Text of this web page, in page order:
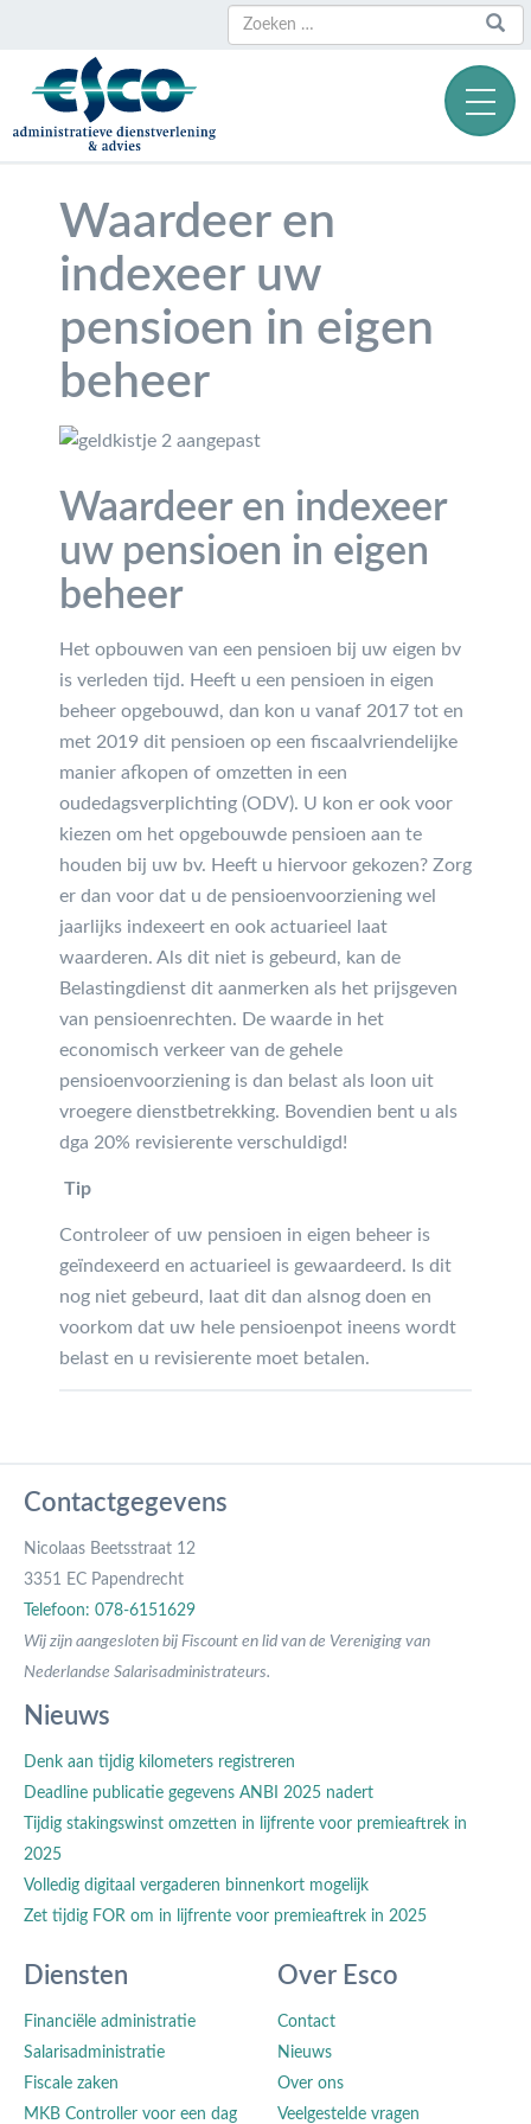
Zoeken
Zoeken
naar:
Waardeer en
indexeer uw
pensioen in eigen
beheer
Waardeer en indexeer
uw pensioen in eigen
beheer
Het opbouwen van een pensioen bij uw eigen bv
is verleden tijd. Heeft u een pensioen in eigen
beheer opgebouwd, dan kon u vanaf 2017 tot en
met 2019 dit pensioen op een fiscaalvriendelijke
manier afkopen of omzetten in een
oudedagsverplichting (ODV). U kon er ook voor
kiezen om het opgebouwde pensioen aan te
houden bij uw bv. Heeft u hiervoor gekozen? Zorg
er dan voor dat u de pensioenvoorziening wel
jaarlijks indexeert en ook actuarieel laat
waarderen. Als dit niet is gebeurd, kan de
Belastingdienst dit aanmerken als het prijsgeven
van pensioenrechten. De waarde in het
economisch verkeer van de gehele
pensioenvoorziening is dan belast als loon uit
vroegere dienstbetrekking. Bovendien bent u als
dga 20% revisierente verschuldigd!
Tip
Controleer of uw pensioen in eigen beheer is
geïndexeerd en actuarieel is gewaardeerd. Is dit
nog niet gebeurd, laat dit dan alsnog doen en
voorkom dat uw hele pensioenpot ineens wordt
belast en u revisierente moet betalen.
Contactgegevens
Nicolaas Beetsstraat 12
3351 EC Papendrecht
Telefoon: 078-6151629
Wij zijn aangesloten bij Fiscount en lid van de Vereniging van
Nederlandse Salarisadministrateurs.
Nieuws
Denk aan tijdig kilometers registreren
Deadline publicatie gegevens ANBI 2025 nadert
Tijdig stakingswinst omzetten in lijfrente voor premieaftrek in
2025
Volledig digitaal vergaderen binnenkort mogelijk
Zet tijdig FOR om in lijfrente voor premieaftrek in 2025
Diensten
Financiële administratie
Salarisadministratie
Fiscale zaken
MKB Controller voor een dag
Over Esco
Contact
Nieuws
Over ons
Veelgestelde vragen